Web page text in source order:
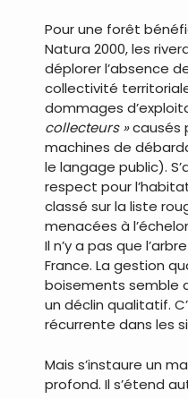
Pour une forêt
Natura 2000, les
déplorer l’absence
collectivité
dommages
collecteurs »causés
machines de
le langage public).
respect pour
classé sur la liste
menacées à
Il n’y a pas que
France. La gestion
boisements semble
un déclin qualitatif.
récurrente dans les
Mais s’instaure un
profond. Il s’étend